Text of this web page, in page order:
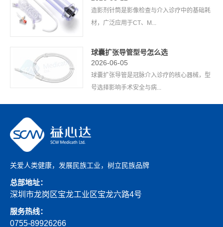
造影剂针筒是影像检查与介入诊疗中的基础耗
材，广泛应用于CT、M...
球囊扩张导管型号怎么选
2026-06-05
球囊扩张导管是冠脉介入诊疗的核心器械，型
号选择影响手术安全与病...
关爱人类健康，发展民族工业，树立民族品牌
总部地址：
深圳市龙岗区宝龙工业区宝龙六路4号
服务热线：
0755-89926266